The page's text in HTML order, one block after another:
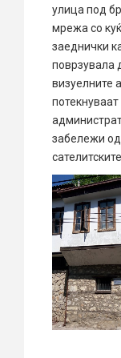
улица под
мрежа со
заеднички
поврзувала
визуелните
забележи